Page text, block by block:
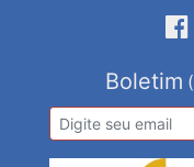
Boletim